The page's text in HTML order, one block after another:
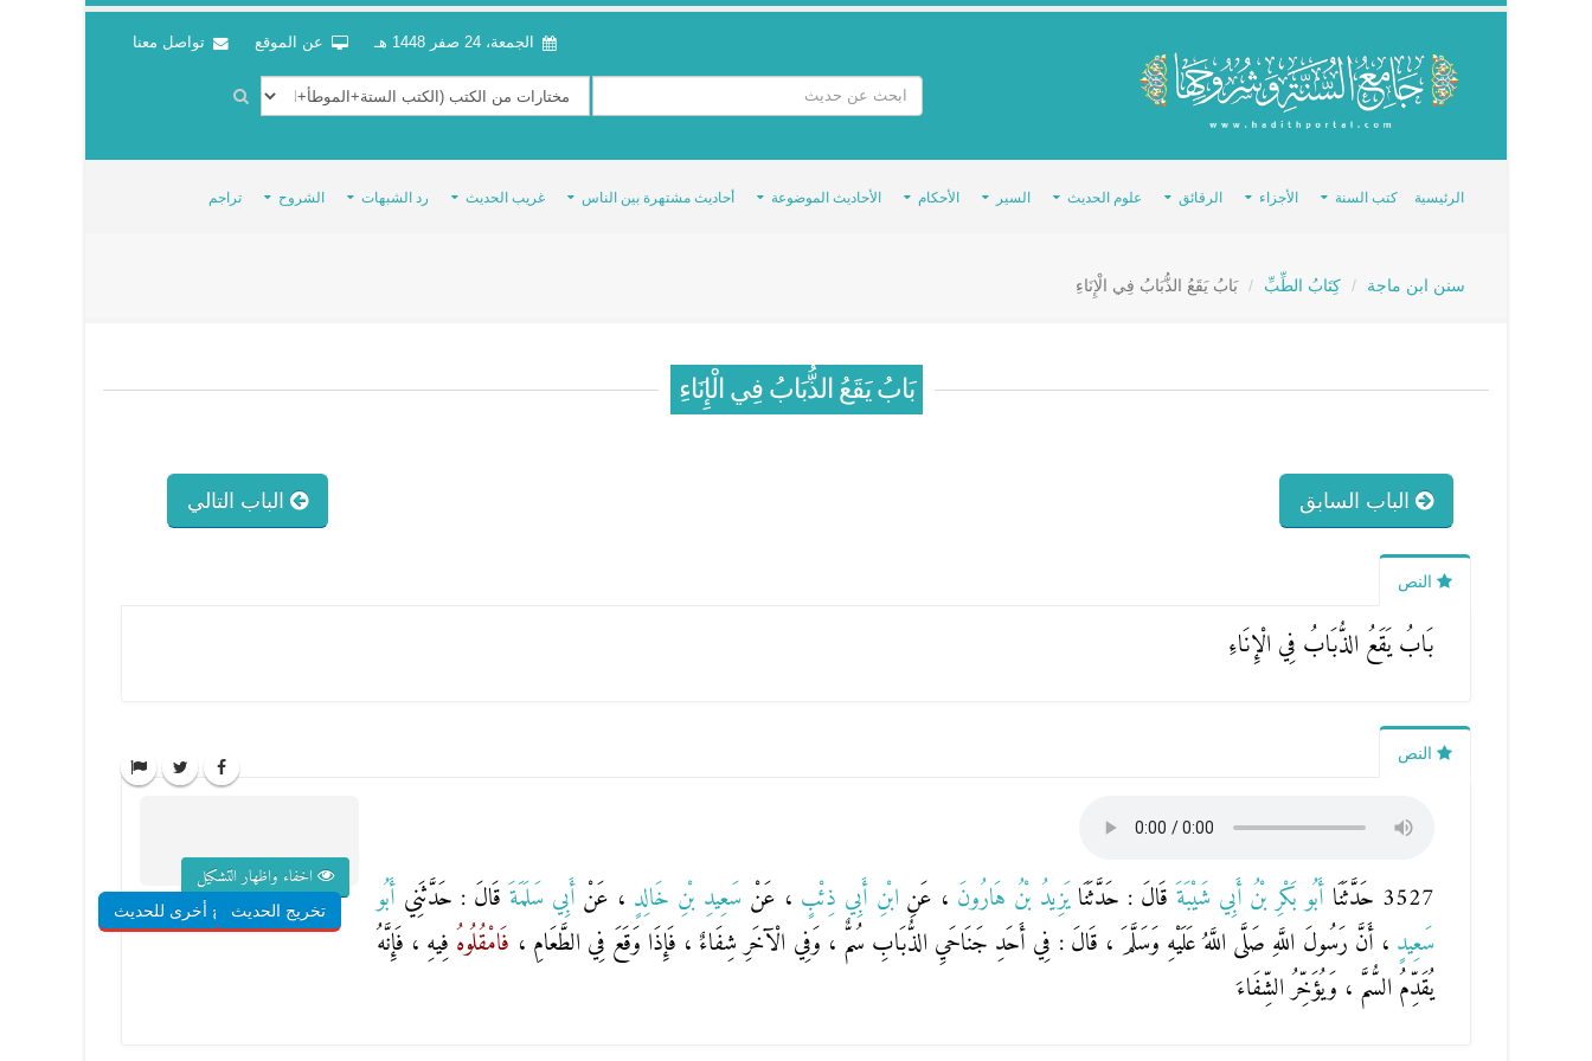
الجمعة، 24 صفر 1448 هـ عن الموقع تواصل معنا
الرئيسية كتب السنة الأجزاء الرقائق علوم الحديث السير الأحكام الأحاديث الموضوعة أحاديث مشتهرة بين الناس غريب الحديث رد الشبهات الشروح تراجم
سنن ابن ماجة كِتَابُ الطِّبِّ بَابُ يَقَعُ الذُّبَابُ فِي الْإِنَاءِ
بَابُ يَقَعُ الذُّبَابُ فِي الْإِنَاءِ
الباب السابق الباب التالي
النص
بَابُ يَقَعُ الذُّبَابُ فِي الْإِنَاءِ
النص
3527 حَدَّثَنَا أَبُو بَكْرِ بْنُ أَبِي شَيْبَةَ قَالَ : حَدَّثَنَايَزِيدُ بْنُ هَارُونَ ، عَنِ ابْنِ أَبِي ذِئْبٍ ، عَنْ سَعِيدِ بْنِ خَالِدٍ ، عَنْ أَبِي سَلَمَةَ قَالَ : حَدَّثَنِي أَبُو
سَعِيدٍ ، أَنَّ رَسُولَ اللَّهِ صَلَّى اللَّهُ عَلَيْهِ وَسَلَّمَ ، قَالَ : فِي أَحَدِ جَنَاحَيِ الذُّبَابِ سُمٌّ ، وَفِي الْآخَرِ شِفَاءٌ ، فَإِذَا وَقَعَ فِي الطَّعَامِ ، فَامْقُلُوهُ فِيهِ ، فَإِنَّهُ
يُقَدِّمُ السُّمَّ ، وَيُؤَخِّرُ الشِّفَاءَ
اخفاء واظهار التشكيل
تخريج الحديثشروح أخرى للحديث